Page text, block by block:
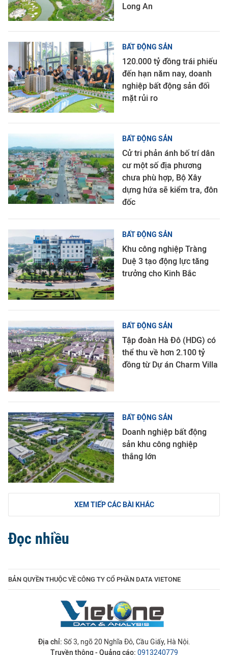
Long An
BẤT ĐỘNG SẢN
120.000 tỷ đồng trái phiếu
đến hạn năm nay, doanh
nghiệp bất động sản đối
mặt rủi ro
BẤT ĐỘNG SẢN
Cử tri phản ánh bố trí dân
cư một số địa phương
chưa phù hợp, Bộ Xây
dựng hứa sẽ kiểm tra, đôn
đốc
BẤT ĐỘNG SẢN
Khu công nghiệp Tràng
Duệ 3 tạo động lực tăng
trưởng cho Kinh Bắc
BẤT ĐỘNG SẢN
Tập đoàn Hà Đô (HDG) có
thể thu về hơn 2.100 tỷ
đồng từ Dự án Charm Villa
BẤT ĐỘNG SẢN
Doanh nghiệp bất động
sản khu công nghiệp
thắng lớn
XEM TIẾP CÁC BÀI KHÁC
Đọc nhiều
BẢN QUYỀN THUỘC VỀ CÔNG TY CỔ PHẦN DATA VIETONE
Địa chỉ: Số 3, ngõ 20 Nghĩa Đô, Cầu Giấy, Hà Nội.
Truyền thông - Quảng cáo: 0913240779